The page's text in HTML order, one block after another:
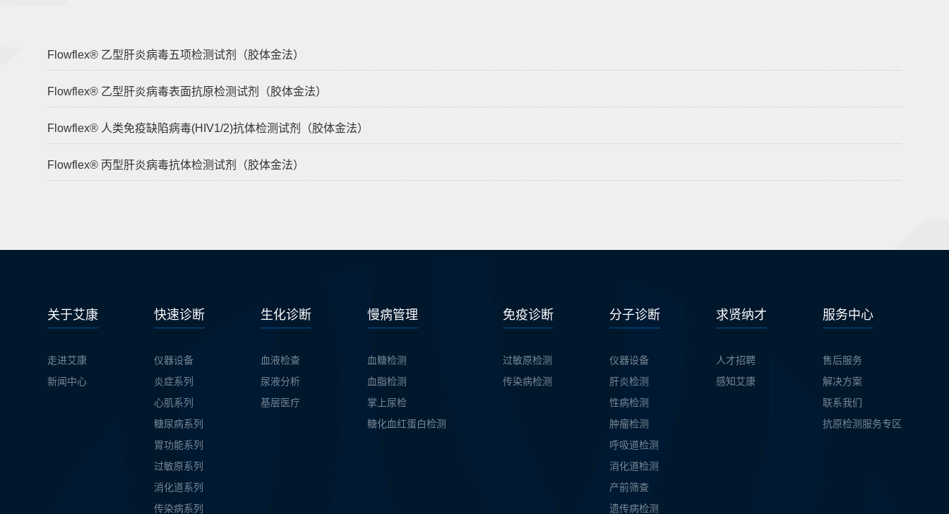
Flowflex® 乙型肝炎病毒五项检测试剂（胶体金法）
Flowflex® 乙型肝炎病毒表面抗原检测试剂（胶体金法）
Flowflex® 人类免疫缺陷病毒(HIV1/2)抗体检测试剂（胶体金法）
Flowflex® 丙型肝炎病毒抗体检测试剂（胶体金法）
关于艾康
走进艾康
新闻中心
快速诊断
仪器设备
炎症系列
心肌系列
糖尿病系列
胃功能系列
过敏原系列
消化道系列
传染病系列
生化诊断
血液检查
尿液分析
基层医疗
慢病管理
血糖检测
血脂检测
掌上尿检
糖化血红蛋白检测
免疫诊断
过敏原检测
传染病检测
分子诊断
仪器设备
肝炎检测
性病检测
肿瘤检测
呼吸道检测
消化道检测
产前筛查
遗传病检测
求贤纳才
人才招聘
感知艾康
服务中心
售后服务
解决方案
联系我们
抗原检测服务专区